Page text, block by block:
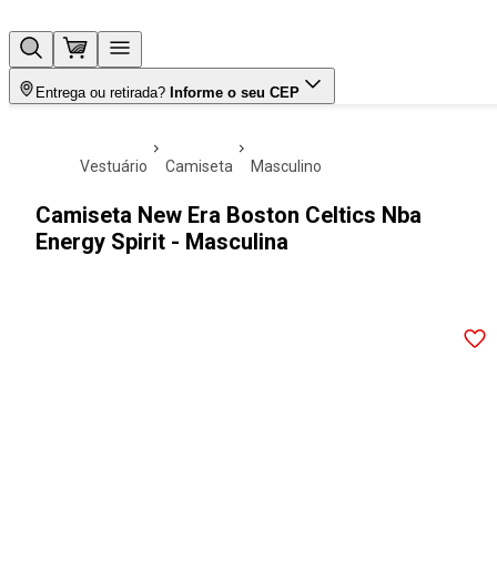
Entrega ou retirada? Informe o seu CEP
vestuário camiseta masculino
Camiseta New Era Boston Celtics Nba
Energy Spirit - Masculina